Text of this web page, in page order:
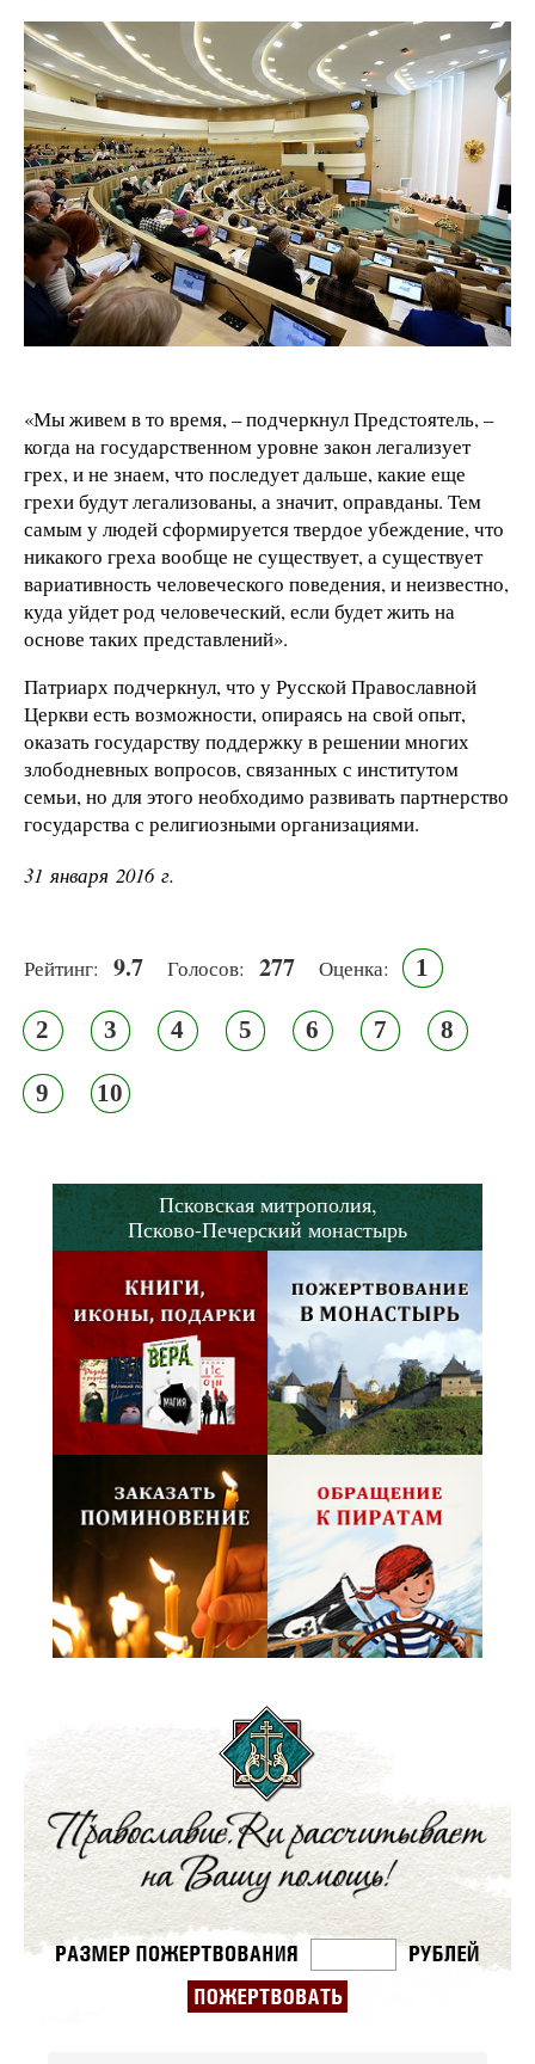
«Мы живем в то время,–подчеркнул Предстоятель,–
когда на государственном уровне закон легализует
грех, и не знаем, что последует дальше, какие еще
грехи будут легализованы, а значит, оправданы. Тем
самым у людей сформируется твердое убеждение, что
никакого греха вообще не существует, а существует
вариативность человеческого поведения, и неизвестно,
куда уйдет род человеческий, если будет жить на
основе таких представлений».
Патриарх подчеркнул, что у Русской Православной
Церкви есть возможности, опираясь на свой опыт,
оказать государству поддержку в решении многих
злободневных вопросов, связанных с институтом
семьи, но для этого необходимо развивать партнерство
государства с религиозными организациями.
31 января 2016 г.
Рейтинг: 9.7 Голосов: 277 Оценка: 1
2 3 4 5 6 7 8
9 10
Псковская митрополия,
Псково-Печерский монастырь